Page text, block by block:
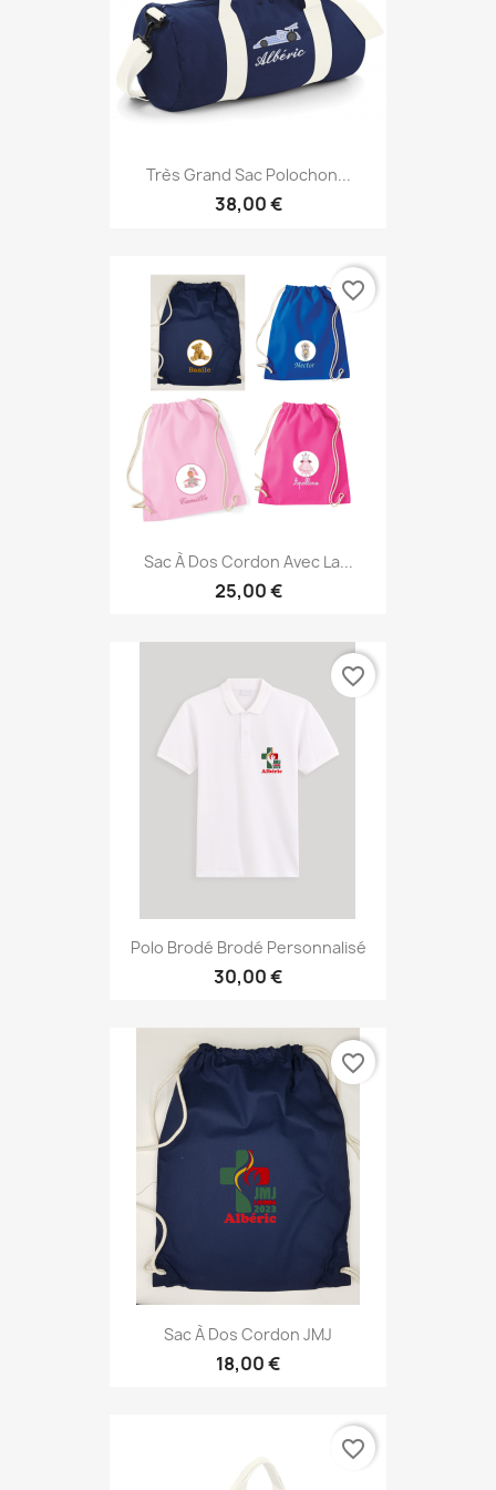
Très Grand Sac Polochon...
38,00 €
Sac À Dos Cordon Avec La...
25,00 €
favorite_border
Polo Brodé Brodé Personnalisé
30,00 €
favorite_border
Sac À Dos Cordon JMJ
18,00 €
favorite_border
favorite_border